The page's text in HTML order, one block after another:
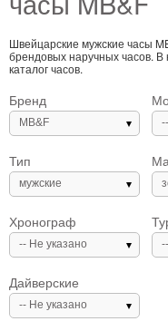
Швейцарские мужские часы
брендовых наручных часов. В
каталог часов.
Бренд
MB&F
Тип
мужские
Хронограф
-- Не указано
Дайверские
-- Не указано